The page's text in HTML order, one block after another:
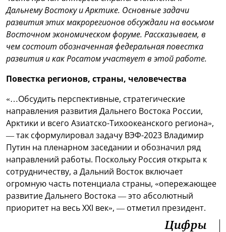
Дальнему Востоку и Арктике. Основные задачи
развития этих макрорегионов обсуждали на восьмом
Восточном экономическом форуме. Рассказываем, в
чем состоит обозначенная федеральная повестка
развития и как Росатом участвует в этой работе.
Повестка регионов, страны, человечества
«…Обсудить перспективные, стратегические
направления развития Дальнего Востока России,
Арктики и всего Азиатско-Тихоокеанского региона»,
— так сформулировал задачу ВЭФ-2023 Владимир
Путин на пленарном заседании и обозначил ряд
направлений работы. Поскольку Россия открыта к
сотрудничеству, а Дальний Восток включает
огромную часть потенциала страны, «опережающее
развитие Дальнего Востока — это абсолютный
приоритет на весь XXI век», — отметил президент.
Цифры